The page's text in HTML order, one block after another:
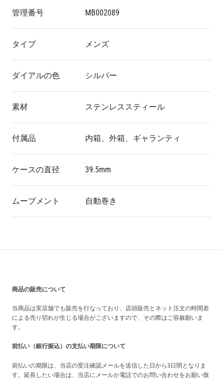
管理番号 MB002089
タイプ メンズ
ダイアルの色 シルバー
素材 ステンレススティール
付属品 内箱、外箱、ギャランティ
ケースの直径 39.5mm
ムーブメント 自動巻き
商品の販売について
当商品は実店舗でも販売を行なっており、店頭販売とネット注文の時間差
による売り切れが生じる場合がございますので、その際はご容赦願いま
す。
前払い（銀行振込）の支払い期限について
前払いの期限は、当店の受注確認メールを送信した日から3日間となりま
す。延長したい場合は、当店にメールか電話でのお問い合わせをお願い致